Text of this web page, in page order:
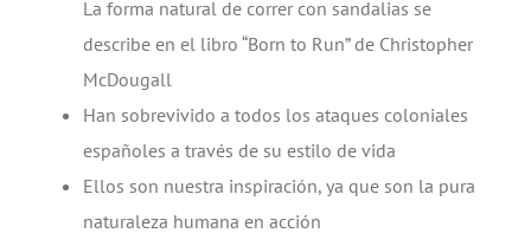
La forma natural de correr con sandalias se
describe en el libro “Born to Run” de Christopher
McDougall
Han sobrevivido a todos los ataques coloniales
españoles a través de su estilo de vida
Ellos son nuestra inspiración, ya que son la pura
naturaleza humana en acción